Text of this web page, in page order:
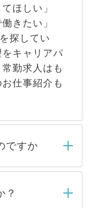
ほしい」
きたい」
探してい
キャリアパ
勤求人はも
仕事紹介も
ですか
担当者がご
ルもしくは
？